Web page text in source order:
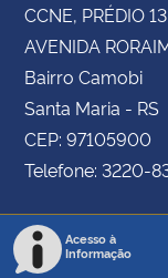
CCNE, PRÉDIO 13
AVENIDA
Bairro Camobi
Santa Maria - RS
CEP: 97105900
Telefone: 3220-
Acesso à
Informação